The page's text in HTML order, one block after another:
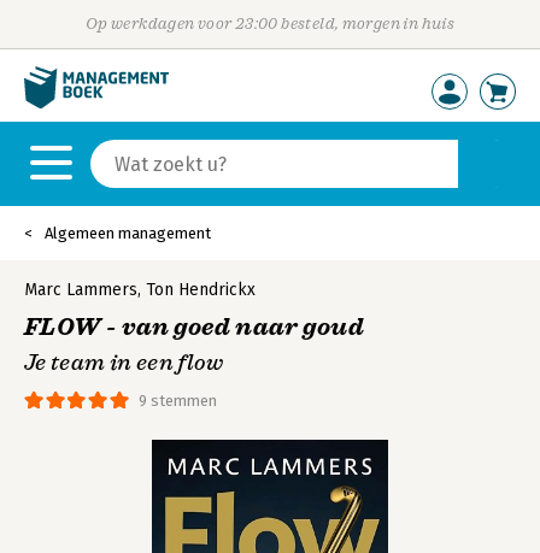
Op werkdagen voor 23:00 besteld, morgen in huis
Algemeen management
9 stemmen
Marc Lammers, Ton Hendrickx
FLOW - van goed naar goud
Je team in een flow